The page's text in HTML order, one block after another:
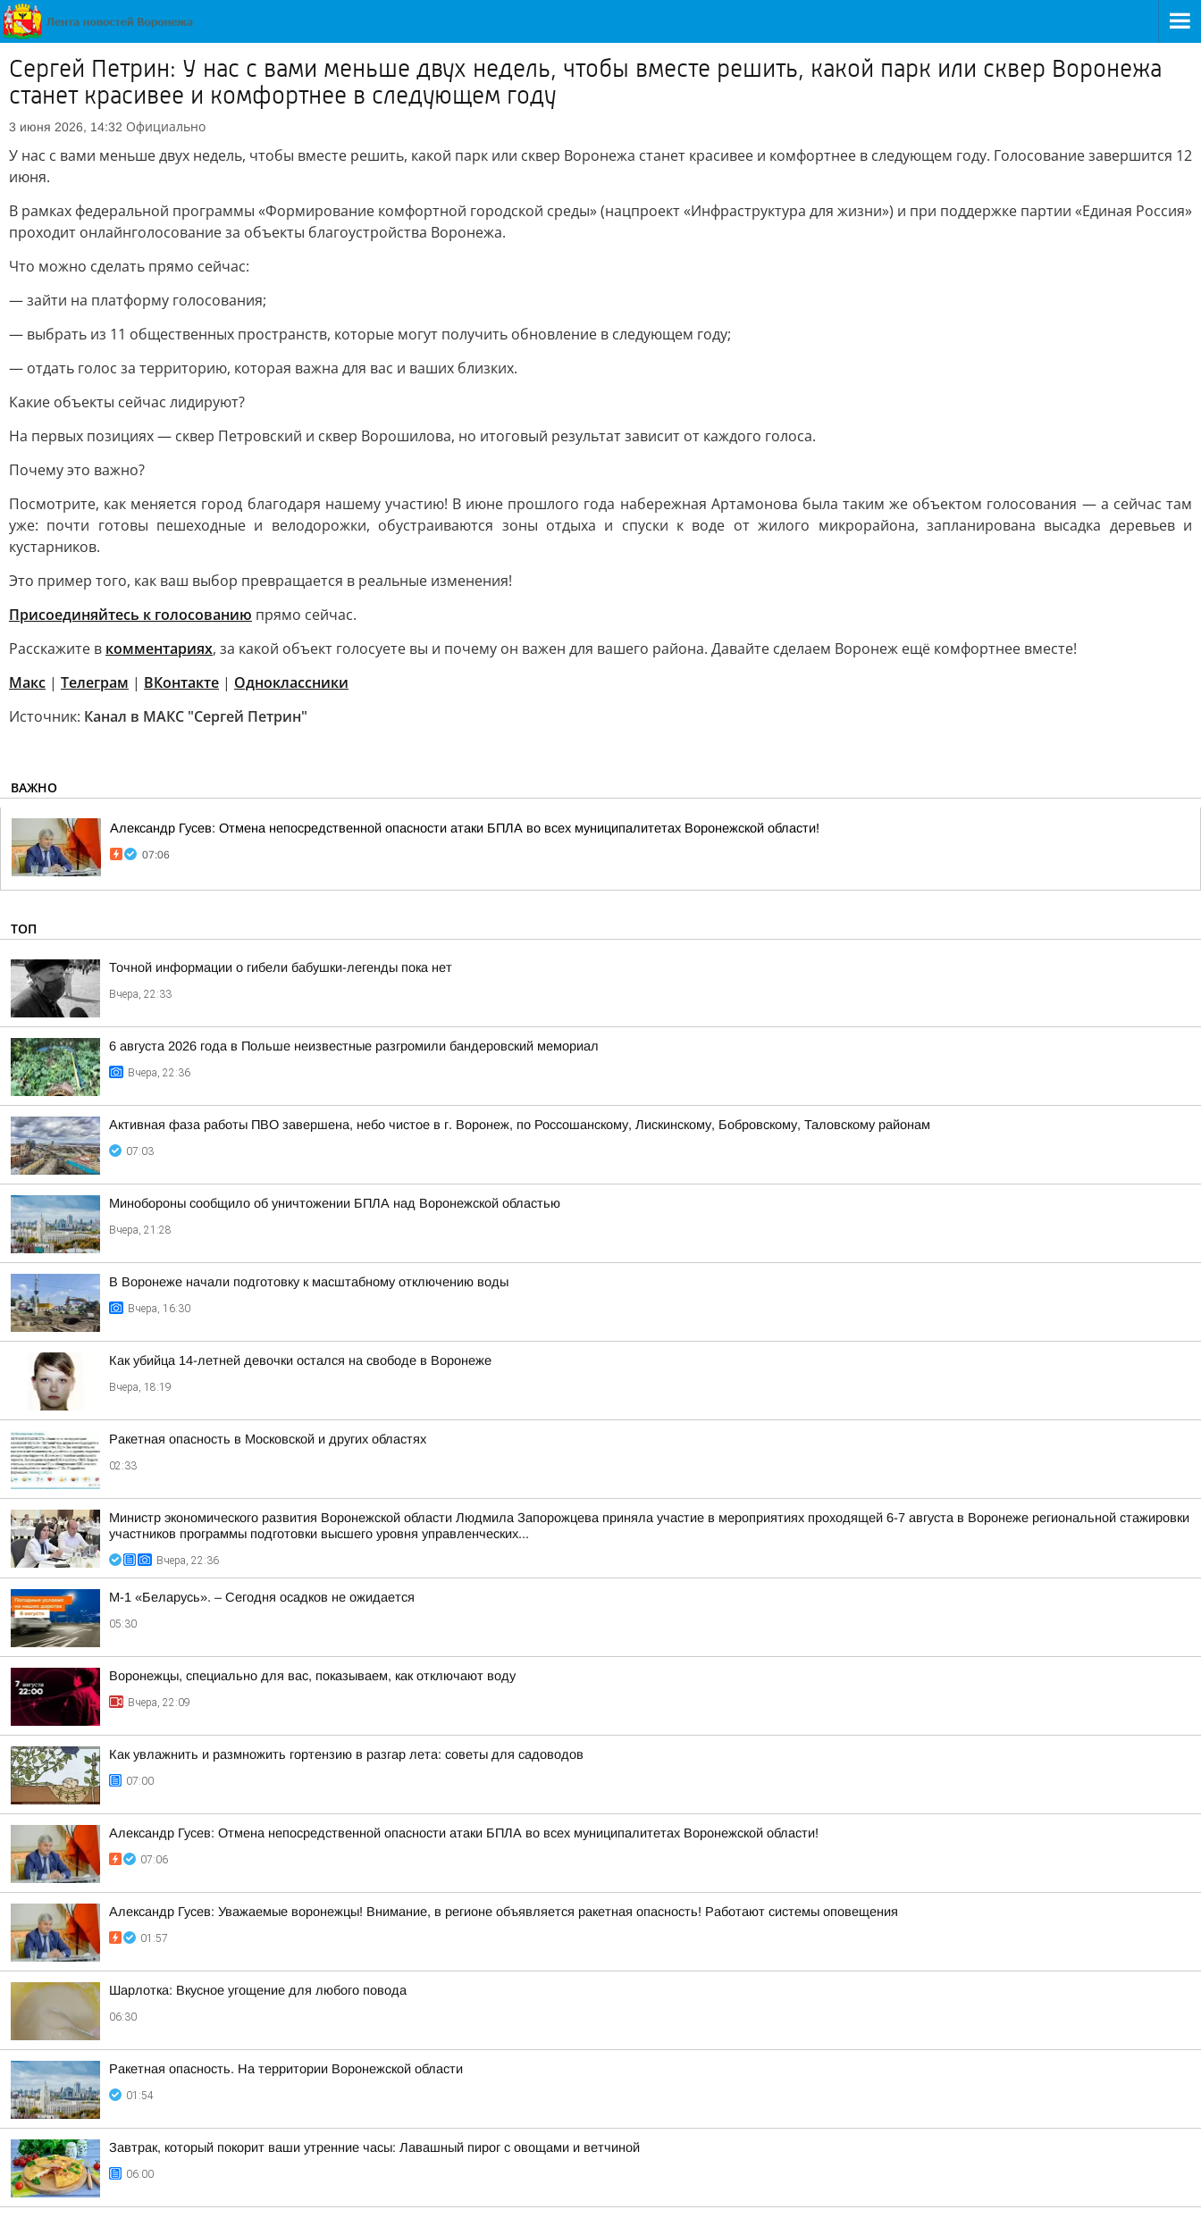
Сергей Петрин: У нас с вами меньше двух недель, чтобы вместе решить, какой парк или сквер Воронежа
станет красивее и комфортнее в следующем году
3 июня 2026, 14:32 Официально
У нас с вами меньше двух недель, чтобы вместе решить, какой парк или сквер Воронежа станет красивее и комфортнее в следующем году. Голосование завершится 12
июня.
В рамках федеральной программы «Формирование комфортной городской среды» (нацпроект «Инфраструктура для жизни») и при поддержке партии «Единая Россия»
проходит онлайнголосование за объекты благоустройства Воронежа.
Что можно сделать прямо сейчас:
— зайти на платформу голосования;
— выбрать из 11 общественных пространств, которые могут получить обновление в следующем году;
— отдать голос за территорию, которая важна для вас и ваших близких.
Какие объекты сейчас лидируют?
На первых позициях — сквер Петровский и сквер Ворошилова, но итоговый результат зависит от каждого голоса.
Почему это важно?
Посмотрите, как меняется город благодаря нашему участию! В июне прошлого года набережная Артамонова была таким же объектом голосования — а сейчас там
уже: почти готовы пешеходные и велодорожки, обустраиваются зоны отдыха и спуски к воде от жилого микрорайона, запланирована высадка деревьев и
кустарников.
Это пример того, как ваш выбор превращается в реальные изменения!
Присоединяйтесь к голосованию прямо сейчас.
Расскажите в комментариях, за какой объект голосуете вы и почему он важен для вашего района. Давайте сделаем Воронеж ещё комфортнее вместе!
Макс | Телеграм | ВКонтакте | Одноклассники
Источник: Канал в МАКС "Сергей Петрин"
ВАЖНО
Александр Гусев: Отмена непосредственной опасности атаки БПЛА во всех муниципалитетах Воронежской области!
07:06
ТОП
Точной информации о гибели бабушки-легенды пока нет
Вчера, 22:33
6 августа 2026 года в Польше неизвестные разгромили бандеровский мемориал
Вчера, 22:36
Активная фаза работы ПВО завершена, небо чистое в г. Воронеж, по Россошанскому, Лискинскому, Бобровскому, Таловскому районам
07:03
Минобороны сообщило об уничтожении БПЛА над Воронежской областью
Вчера, 21:28
В Воронеже начали подготовку к масштабному отключению воды
Вчера, 16:30
Как убийца 14-летней девочки остался на свободе в Воронеже
Вчера, 18:19
Ракетная опасность в Московской и других областях
02:33
Министр экономического развития Воронежской области Людмила Запорожцева приняла участие в мероприятиях проходящей 6-7 августа в Воронеже региональной стажировки
участников программы подготовки высшего уровня управленческих...
Вчера, 22:36
М-1 «Беларусь». – Сегодня осадков не ожидается
05:30
Воронежцы, специально для вас, показываем, как отключают воду
Вчера, 22:09
Как увлажнить и размножить гортензию в разгар лета: советы для садоводов
07:00
Александр Гусев: Отмена непосредственной опасности атаки БПЛА во всех муниципалитетах Воронежской области!
07:06
Александр Гусев: Уважаемые воронежцы! Внимание, в регионе объявляется ракетная опасность! Работают системы оповещения
01:57
Шарлотка: Вкусное угощение для любого повода
06:30
Ракетная опасность. На территории Воронежской области
01:54
Завтрак, который покорит ваши утренние часы: Лавашный пирог с овощами и ветчиной
06:00